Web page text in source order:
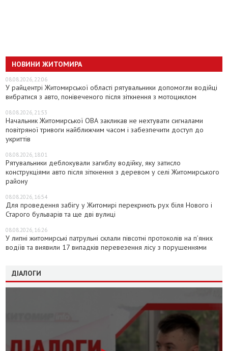
НОВИНИ ЖИТОМИРА
08.08.2026, 22:06
У райцентрі Житомирської області рятувальники допомогли водійці
вибратися з авто, понівеченого після зіткнення з мотоциклом
08.08.2026, 21:53
Начальник Житомирської ОВА закликав не нехтувати сигналами
повітряної тривоги найближчим часом і забезпечити доступ до
укриттів
08.08.2026, 18:01
Рятувальники деблокували загиблу водійку, яку затисло
конструкціями авто після зіткнення з деревом у селі Житомирського
району
08.08.2026, 16:54
Для проведення забігу у Житомирі перекриють рух біля Нового і
Старого бульварів та ще дві вулиці
08.08.2026, 16:26
У липні житомирські патрульні склали півсотні протоколів на пʼяних
водіїв та виявили 17 випадків перевезення лісу з порушеннями
ДІАЛОГИ